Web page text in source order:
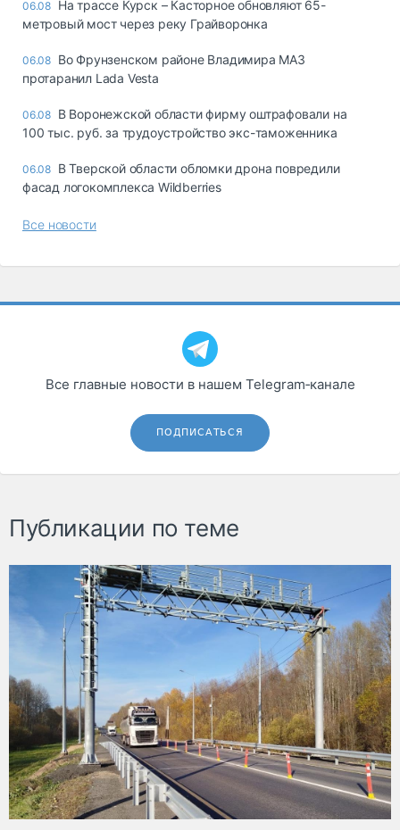
06.08 На трассе Курск – Касторное обновляют 65-
метровый мост через реку Грайворонка
06.08 Во Фрунзенском районе Владимира МАЗ
протаранил Lada Vesta
06.08 В Воронежской области фирму оштрафовали на
100 тыс. руб. за трудоустройство экс-таможенника
06.08 В Тверской области обломки дрона повредили
фасад логокомплекса Wildberries
Все новости
Все главные новости в нашем Telegram‑канале
ПОДПИСАТЬСЯ
Публикации по теме